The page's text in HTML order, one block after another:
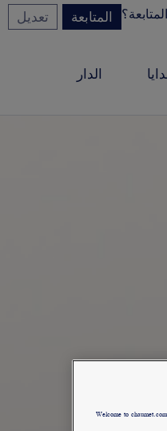
المتابعة تعديل
الدار
سلة التسوق(0)
Welcome to chaumet.com